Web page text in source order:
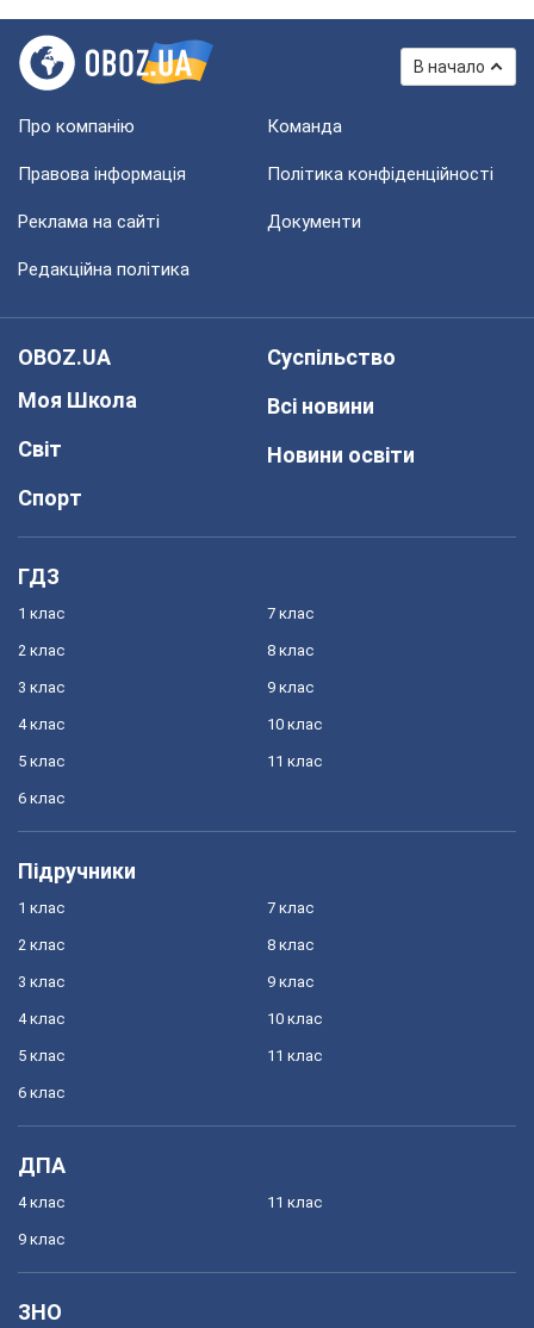
В начало
Про компанію Команда
Правова інформація Політика конфіденційності
Реклама на сайті Документи
Редакційна політика
OBOZ.UA
Моя Школа
Світ
Спорт
Суспільство
Всі новини
Новини освіти
ГДЗ
1 клас
2 клас
3 клас
4 клас
5 клас
6 клас
7 клас
8 клас
9 клас
10 клас
11 клас
Підручники
1 клас
2 клас
3 клас
4 клас
5 клас
6 клас
7 клас
8 клас
9 клас
10 клас
11 клас
ДПА
4 клас
9 клас
11 клас
ЗНО